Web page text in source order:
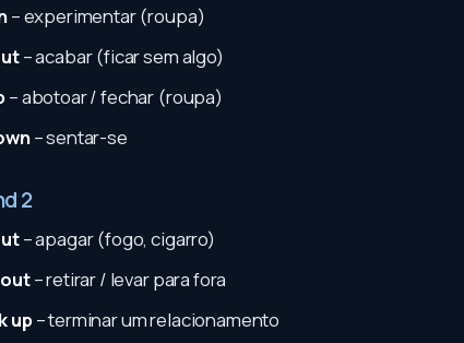
– experimentar (roupa)
– acabar (ficar sem algo)
– abotoar / fechar (roupa)
– sentar-se
2
– apagar (fogo, cigarro)
– retirar / levar para fora
up– terminar um relacionamento